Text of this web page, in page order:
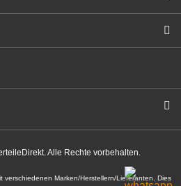
Alle Rechte vorbehalten.
verschiedenen Marken/Herstellern/Lieferanten. Dies